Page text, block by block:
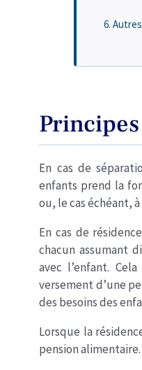
Principes
En cas de
enfants prend la
ou, le cas échéant,
En cas de
chacun assumant
avec l’enfant.
versement d’une
des besoins des
Lorsque la
pension alimentaire.